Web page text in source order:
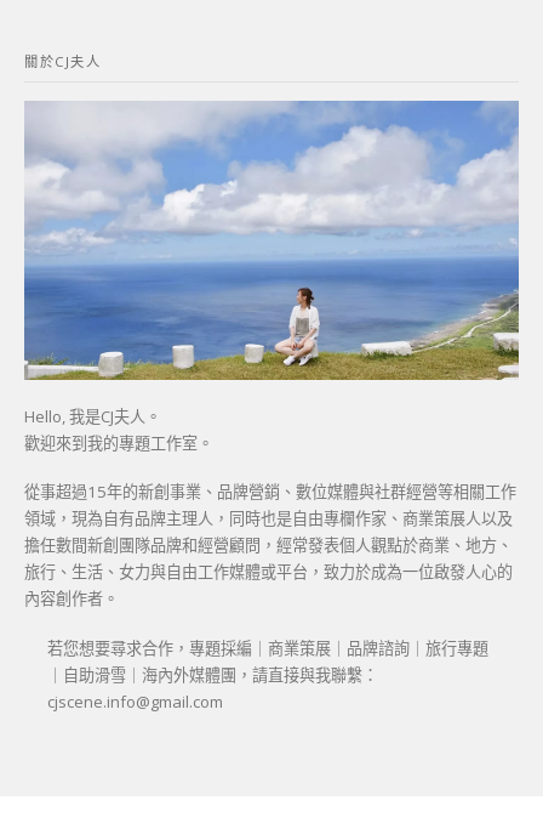
字:
關於CJ夫人
Hello, 我是CJ夫人。
歡迎來到我的專題工作室。
從事超過15年的新創事業、品牌營銷、數位媒體與社群經營等相關工作
領域，現為自有品牌主理人，同時也是自由專欄作家、商業策展人以及
擔任數間新創團隊品牌和經營顧問，經常發表個人觀點於商業、地方、
旅行、生活、女力與自由工作媒體或平台，致力於成為一位啟發人心的
內容創作者。
若您想要尋求合作，專題採編｜商業策展｜品牌諮詢｜旅行專題
｜自助滑雪｜海內外媒體團，請直接與我聯繫：
cjscene.info@gmail.com